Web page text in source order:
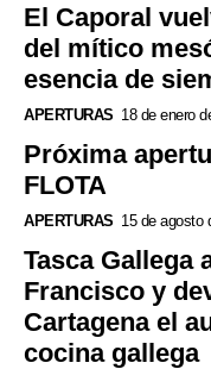
El Caporal
del mítico
esencia de
APERTURAS 18 de enero
Próxima
FLOTA
APERTURAS 15 de agosto
Tasca Gallega
Francisco y
Cartagena el
cocina gallega